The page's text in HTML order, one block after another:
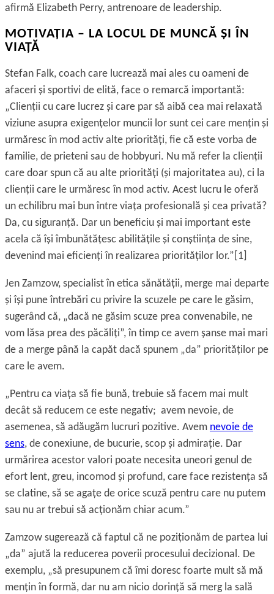
afirmă Elizabeth Perry, antrenoare de leadership.
MOTIVAŢIA – LA LOCUL DE MUNCĂ ȘI ÎN
VIAŢĂ
Stefan Falk, coach care lucrează mai ales cu oameni de
afaceri și sportivi de elită, face o remarcă importantă:
„Clienţii cu care lucrez și care par să aibă cea mai relaxată
viziune asupra exigenţelor muncii lor sunt cei care menţin și
urmăresc în mod activ alte priorităţi, fie că este vorba de
familie, de prieteni sau de hobbyuri. Nu mă refer la clienţii
care doar spun că au alte priorităţi (și majoritatea au), ci la
clienţii care le urmăresc în mod activ. Acest lucru le oferă
un echilibru mai bun între viaţa profesională și cea privată?
Da, cu siguranţă. Dar un beneficiu și mai important este
acela că își îmbunătăţesc abilităţile și conștiinţa de sine,
devenind mai eficienţi în realizarea priorităţilor lor.” [1]
Jen Zamzow, specialist în etica sănătăţii, merge mai departe
și își pune întrebări cu privire la scuzele pe care le găsim,
sugerând că, „dacă ne găsim scuze prea convenabile, ne
vom lăsa prea des păcăliţi”, în timp ce avem șanse mai mari
de a merge până la capăt dacă spunem „da” priorităţilor pe
care le avem.
„Pentru ca viaţa să fie bună, trebuie să facem mai mult
decât să reducem ce este negativ; avem nevoie, de
asemenea, să adăugăm lucruri pozitive. Avem nevoie de
sens, de conexiune, de bucurie, scop și admiraţie. Dar
urmărirea acestor valori poate necesita uneori genul de
efort lent, greu, incomod și profund, care face rezistenţa să
se clatine, să se agaţe de orice scuză pentru care nu putem
sau nu ar trebui să acţionăm chiar acum.”
Zamzow sugerează că faptul că ne poziţionăm de partea lui
„da” ajută la reducerea poverii procesului decizional. De
exemplu, „să presupunem că îmi doresc foarte mult să mă
menţin în formă, dar nu am nicio dorinţă să merg la sală